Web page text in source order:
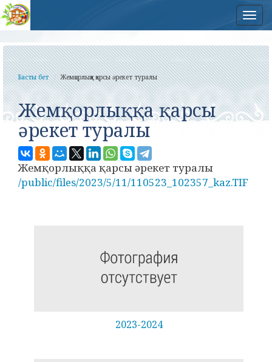
Басты бет Жемқорлыққа қарсы әрекет туралы
Жемқорлыққа қарсы
әрекет туралы
Жемқорлыққа қарсы әрекет туралы
/public/files/2023/5/11/110523_102357_kaz.TIF
2023-2024